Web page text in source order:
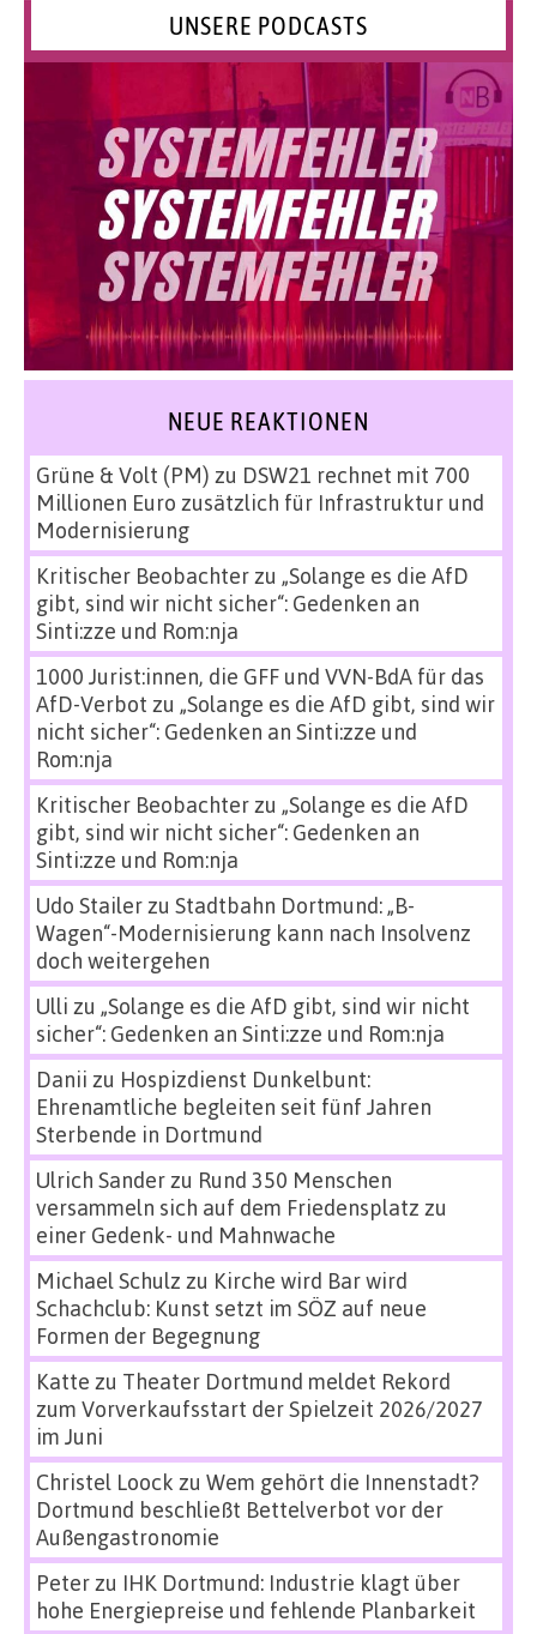
UNSERE PODCASTS
NEUE REAKTIONEN
Grüne & Volt (PM) zu DSW21 rechnet mit 700
Millionen Euro zusätzlich für Infrastruktur und
Modernisierung
Kritischer Beobachterzu „Solange es die AfD
gibt, sind wir nicht sicher“: Gedenken an
Sinti:zze und Rom:nja
1000 Jurist:innen, die GFF und VVN-BdA für das
AfD-Verbot zu „Solange es die AfD gibt, sind wir
nicht sicher“: Gedenken an Sinti:zze und
Rom:nja
Kritischer Beobachterzu „Solange es die AfD
gibt, sind wir nicht sicher“: Gedenken an
Sinti:zze und Rom:nja
Udo Stailerzu Stadtbahn Dortmund: „B-
Wagen“-Modernisierung kann nach Insolvenz
doch weitergehen
Ulli zu „Solange es die AfD gibt, sind wir nicht
sicher“: Gedenken an Sinti:zze und Rom:nja
Danii zu Hospizdienst Dunkelbunt:
Ehrenamtliche begleiten seit fünf Jahren
Sterbende in Dortmund
Ulrich Sanderzu Rund 350 Menschen
versammeln sich auf dem Friedensplatz zu
einer Gedenk- und Mahnwache
Michael Schulz zu Kirche wird Bar wird
Schachclub: Kunst setzt im SÖZ auf neue
Formen der Begegnung
Katte zu Theater Dortmund meldet Rekord
zum Vorverkaufsstart der Spielzeit 2026/2027
im Juni
Christel Loock zu Wem gehört die Innenstadt?
Dortmund beschließt Bettelverbot vor der
Außengastronomie
Peterzu IHK Dortmund: Industrie klagt über
hohe Energiepreise und fehlende Planbarkeit